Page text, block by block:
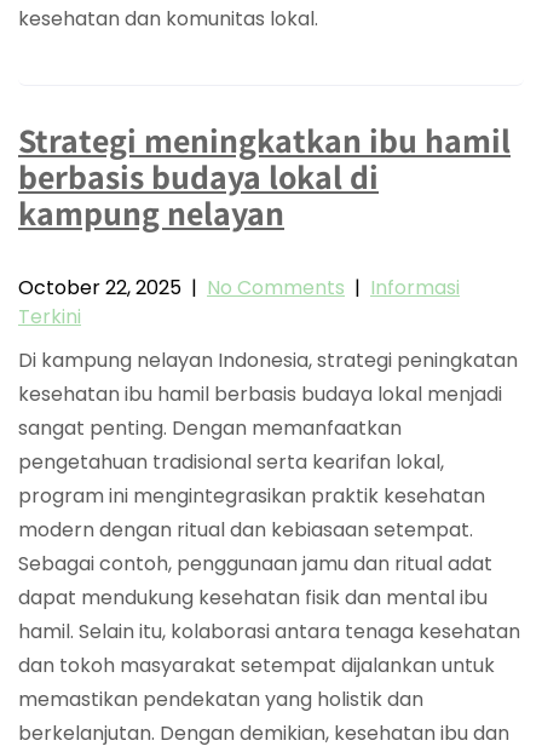
kesehatan dan komunitas lokal.
Strategi meningkatkan ibu hamil
berbasis budaya lokal di
kampung nelayan
October 22, 2025 | No Comments | Informasi
Terkini
Di kampung nelayan Indonesia, strategi peningkatan
kesehatan ibu hamil berbasis budaya lokal menjadi
sangat penting. Dengan memanfaatkan
pengetahuan tradisional serta kearifan lokal,
program ini mengintegrasikan praktik kesehatan
modern dengan ritual dan kebiasaan setempat.
Sebagai contoh, penggunaan jamu dan ritual adat
dapat mendukung kesehatan fisik dan mental ibu
hamil. Selain itu, kolaborasi antara tenaga kesehatan
dan tokoh masyarakat setempat dijalankan untuk
memastikan pendekatan yang holistik dan
berkelanjutan. Dengan demikian, kesehatan ibu dan